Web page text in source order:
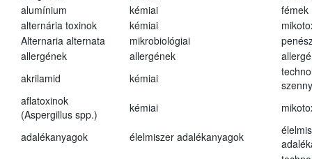
alumínium
kémiai
fémek
alternária toxinok
kémiai
Alternaria alternata
mikrobiológiai
allergének
allergének
akrilamid
kémiai
aflatoxinok
(Aspergillus spp.)
kémiai
adalékanyagok élelmiszer adalékanyagok